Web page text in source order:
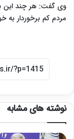
وی گفت: هر چند این
مردم کم برخوردار
نوشته های مشابه